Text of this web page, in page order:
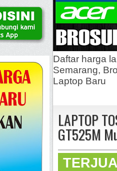
Daftar harga
Semarang,
Laptop Baru
LAPTOP
GT525M